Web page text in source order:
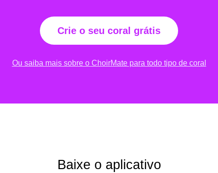
Crie o seu coral grátis
Ou saiba mais sobre o ChoirMate para todo tipo de coral
Baixe o aplicativo